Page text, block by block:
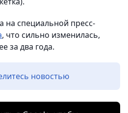
на специальной пресс-
, что сильно изменилась,
за два года.
новостью